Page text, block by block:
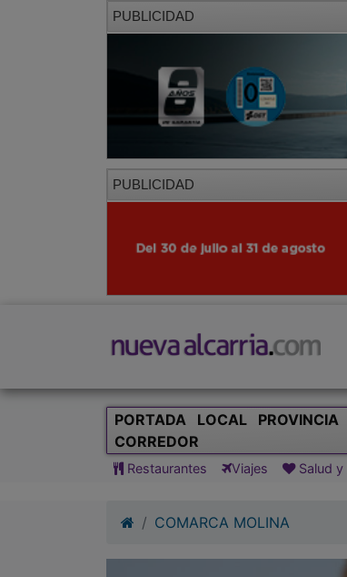
PUBLICIDAD
PUBLICIDAD
PORTADA LOCAL PROVINCIA
CORREDOR
Restaurantes Viajes Salud y
COMARCA MOLINA